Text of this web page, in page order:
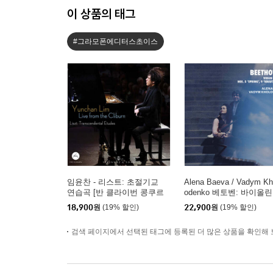
이 상품의 태그
#그라모폰에디터스초이스
임윤찬 - 리스트: 초절기교
연습곡 [반 클라이번 콩쿠르
실황 녹음]
18,900원 (19% 할인)
Alena Baeva / Vadym
odenko 베토벤: 바이올린
소나타 5번 '봄', 9번 '크
처', 3번 (Beethoven:
'Kreutzer" & 3)
22,900원 (19% 할인)
검색 페이지에서 선택된 태그에 등록된 더 많은 상품을 확인해